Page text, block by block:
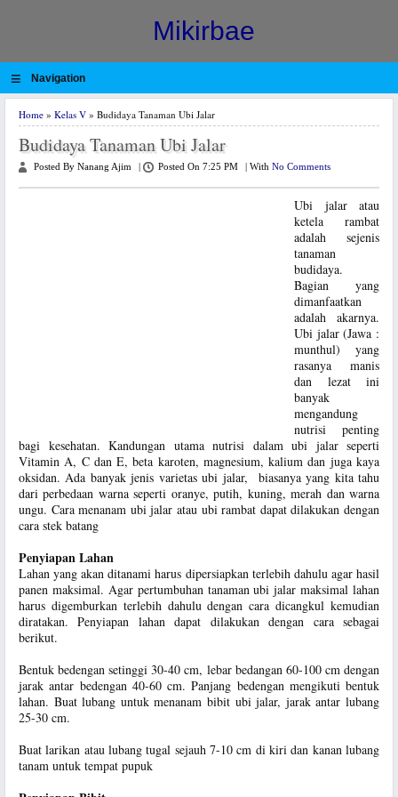
Mikirbae
≡ Navigation
Home » Kelas V » Budidaya Tanaman Ubi Jalar
Budidaya Tanaman Ubi Jalar
Posted By Nanang Ajim Posted On 7:25 PM With No Comments
Ubi jalar atau
ketela rambat
adalah sejenis
tanaman
budidaya.
Bagian yang
dimanfaatkan
adalah akarnya.
Ubi jalar (Jawa :
munthul) yang
rasanya manis
dan lezat ini
banyak
mengandung
nutrisi penting
bagi kesehatan. Kandungan utama nutrisi dalam ubi jalar seperti
Vitamin A, C dan E, beta karoten, magnesium, kalium dan juga kaya
oksidan. Ada banyak jenis varietas ubi jalar, biasanya yang kita tahu
dari perbedaan warna seperti oranye, putih, kuning, merah dan warna
ungu. Cara menanam ubi jalar atau ubi rambat dapat dilakukan dengan
cara stek batang
Penyiapan Lahan
Lahan yang akan ditanami harus dipersiapkan terlebih dahulu agar hasil
panen maksimal. Agar pertumbuhan tanaman ubi jalar maksimal lahan
harus digemburkan terlebih dahulu dengan cara dicangkul kemudian
diratakan. Penyiapan lahan dapat dilakukan dengan cara sebagai
berikut.
Bentuk bedengan setinggi 30-40 cm, lebar bedangan 60-100 cm dengan
jarak antar bedengan 40-60 cm. Panjang bedengan mengikuti bentuk
lahan. Buat lubang untuk menanam bibit ubi jalar, jarak antar lubang
25-30 cm.
Buat larikan atau lubang tugal sejauh 7-10 cm di kiri dan kanan lubang
tanam untuk tempat pupuk